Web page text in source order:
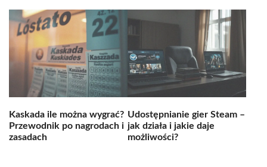
Kaskada ile można wygrać?
Przewodnik po nagrodach i
zasadach
Udostępnianie gier Steam –
jak działa i jakie daje
możliwości?